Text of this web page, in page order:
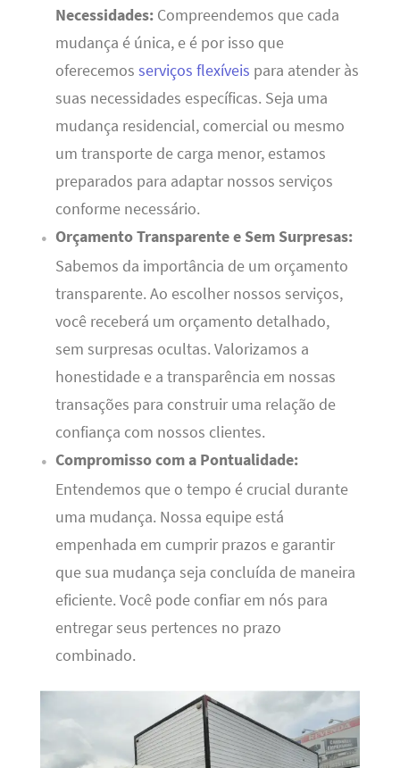
Necessidades:Compreendemos que cada
mudança é única, e é por isso que
oferecemos serviços flexíveis para atender às
suas necessidades específicas. Seja uma
mudança residencial, comercial ou mesmo
um transporte de carga menor, estamos
preparados para adaptar nossos serviços
conforme necessário.
Orçamento Transparente e Sem Surpresas:
Sabemos da importância de um orçamento
transparente. Ao escolher nossos serviços,
você receberá um orçamento detalhado,
sem surpresas ocultas. Valorizamos a
honestidade e a transparência em nossas
transações para construir uma relação de
confiança com nossos clientes.
Compromisso com a Pontualidade:
Entendemos que o tempo é crucial durante
uma mudança. Nossa equipe está
empenhada em cumprir prazos e garantir
que sua mudança seja concluída de maneira
eficiente. Você pode confiar em nós para
entregar seus pertences no prazo
combinado.